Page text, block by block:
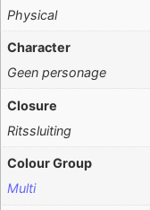
Physical
Character
Geen personage
Closure
Ritssluiting
Colour Group
Multi